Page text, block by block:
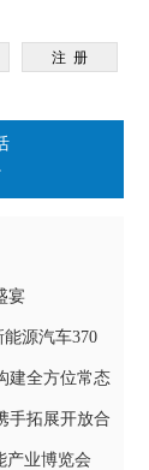
宴
源汽车370
建全方位常态
手拓展开放合
产业博览会